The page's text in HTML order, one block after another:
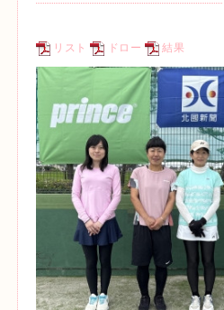
リスト ドロー 結果